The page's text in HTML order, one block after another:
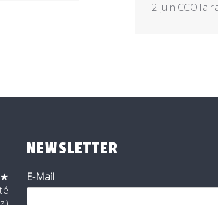
2 juin CCO la
★
NEWSLETTER
E-Mail